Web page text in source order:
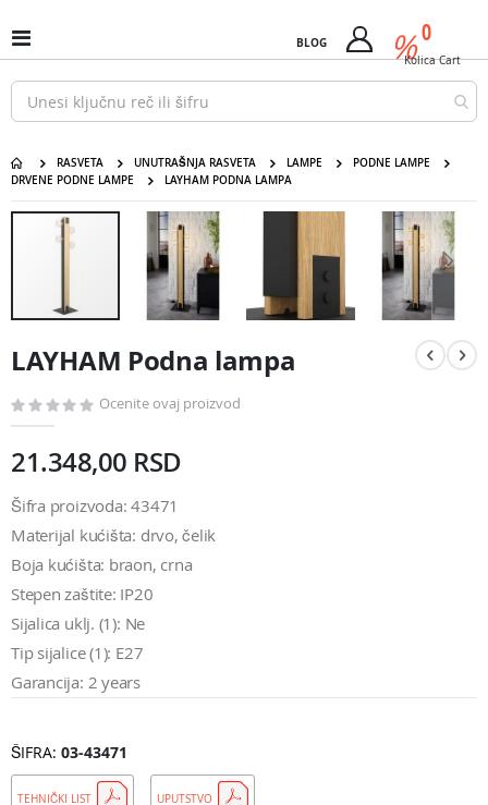
na
sadržaj
Uključi
/
isključi
Nav
BLOG %
Cart 0
Kolica Cart
RASVETA UNUTRAŠNJA RASVETA LAMPE
PODNE LAMPE
DRVENE PODNE LAMPE
LAYHAM PODNA LAMPA
LAYHAM Podna lampa
početak
galerije
LAYHAM Podna lampa
Ocenite ovaj proizvod
21.348,00 RSD
Šifra proizvoda: 43471
Materijal kućišta: drvo, čelik
Boja kućišta: braon, crna
Stepen zaštite: IP20
Sijalica uklj. (1): Ne
Tip sijalice (1): E27
Garancija: 2 years
ŠIFRA 03-43471
TEHNIČKI LIST UPUTSTVO